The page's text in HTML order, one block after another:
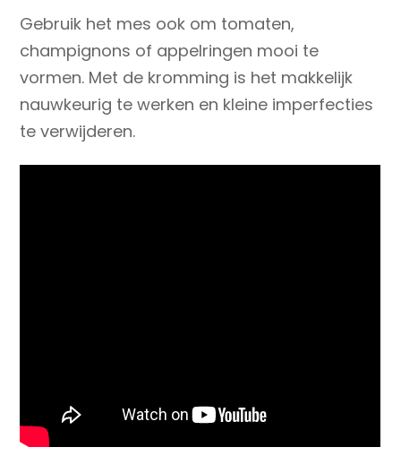
Gebruik het mes ook om tomaten,
champignons of appelringen mooi te
vormen. Met de kromming is het makkelijk
nauwkeurig te werken en kleine imperfecties
te verwijderen.